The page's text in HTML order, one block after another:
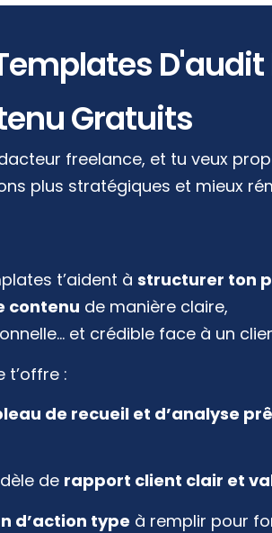
D'audit
Gratuits
freelance, et tu veux
plus stratégiques et mieux
t’aident àstructurer ton
contenu de manière claire,
et crédible face à un
t’offre :
de recueil et d’analyse
de rapport client clair et
d’action type à remplir pour